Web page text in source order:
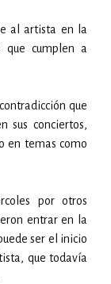
al artista en la
que cumplen a
que
sus conciertos,
en temas como
por otros
entrar en la
ser el inicio
que todavía